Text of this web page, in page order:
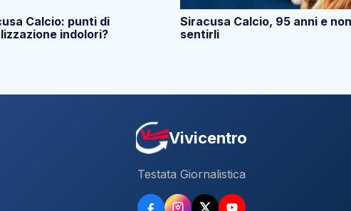
Calcio: punti di
indolori?
Siracusa Calcio, 95 anni e non
sentirli
Vivicentro
Testata Giornalistica